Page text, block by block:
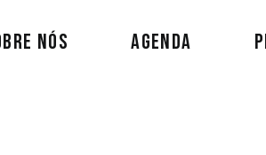
NÓS AGENDA